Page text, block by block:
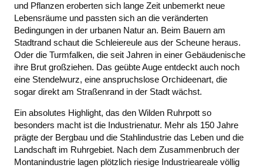
und Pflanzen eroberten sich lange Zeit unbemerkt neue
Lebensräume und passten sich an die veränderten
Bedingungen in der urbanen Natur an. Beim Bauern am
Stadtrand schaut die Schleiereule aus der Scheune heraus.
Oder die Turmfalken, die seit Jahren in einer Gebäudenische
ihre Brut großziehen. Das geübte Auge entdeckt auch noch
eine Stendelwurz, eine anspruchslose Orchideenart, die
sogar direkt am Straßenrand in der Stadt wächst.
Ein absolutes Highlight, das den Wilden Ruhrpott so
besonders macht ist die Industrienatur. Mehr als 150 Jahre
prägte der Bergbau und die Stahlindustrie das Leben und die
Landschaft im Ruhrgebiet. Nach dem Zusammenbruch der
Montanindustrie lagen plötzlich riesige Industrieareale völlig